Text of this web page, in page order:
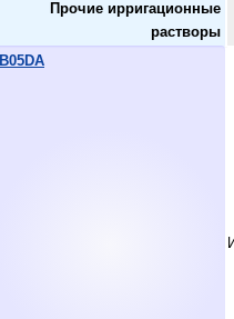
Прочие ирригационные
растворы
B05DA